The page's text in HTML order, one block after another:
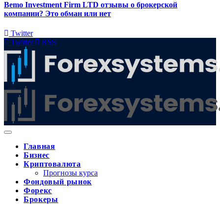
Bemo Investment Firm LTD отзывы о брокерской
компании? Это обман или нет
Twitter
Twitter
RSS
Главная
Бизнес
Криптовалюта
Прогнозы курса
Фондовый рынок
Форекс
Брокеры